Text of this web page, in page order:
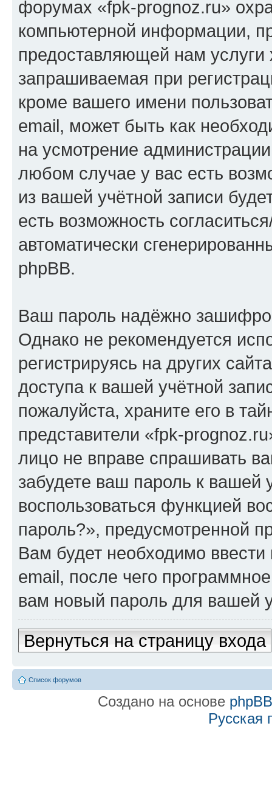
форумах «fpk-prognoz.ru»
компьютерной информации,
предоставляющей нам
запрашиваемая при
кроме вашего имени
email, может быть как
на усмотрение
любом случае у вас есть
из вашей учётной записи
есть возможность
автоматически
phpBB.
Ваш пароль надёжно
Однако не рекомендуется
регистрируясь на других
доступа к вашей учётной
пожалуйста, храните его в
представители «fpk-
лицо не вправе спрашивать
забудете ваш пароль к вашей
воспользоваться функцией
пароль?», предусмотренной
Вам будет необходимо
email, после чего
вам новый пароль для вашей
Вернуться на страницу входа
Список форумов
Создано на основе phpBB
Русская